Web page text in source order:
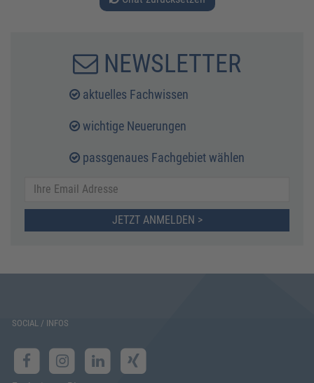
NEWSLETTER
aktuelles Fachwissen
wichtige Neuerungen
passgenaues Fachgebiet wählen
JETZT ANMELDEN >
SOCIAL / INFOS